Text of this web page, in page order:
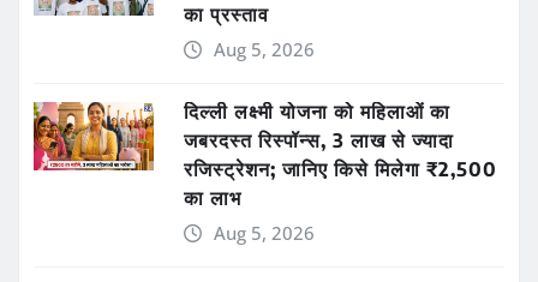
का प्रस्ताव
Aug 5, 2026
दिल्ली लक्ष्मी योजना को महिलाओं का
जबरदस्त रिस्पॉन्स, 3 लाख से ज्यादा
रजिस्ट्रेशन; जानिए किसे मिलेगा ₹2,500
का लाभ
Aug 5, 2026